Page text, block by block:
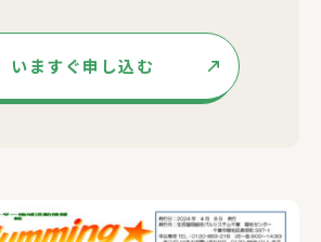
いますぐ申し込む